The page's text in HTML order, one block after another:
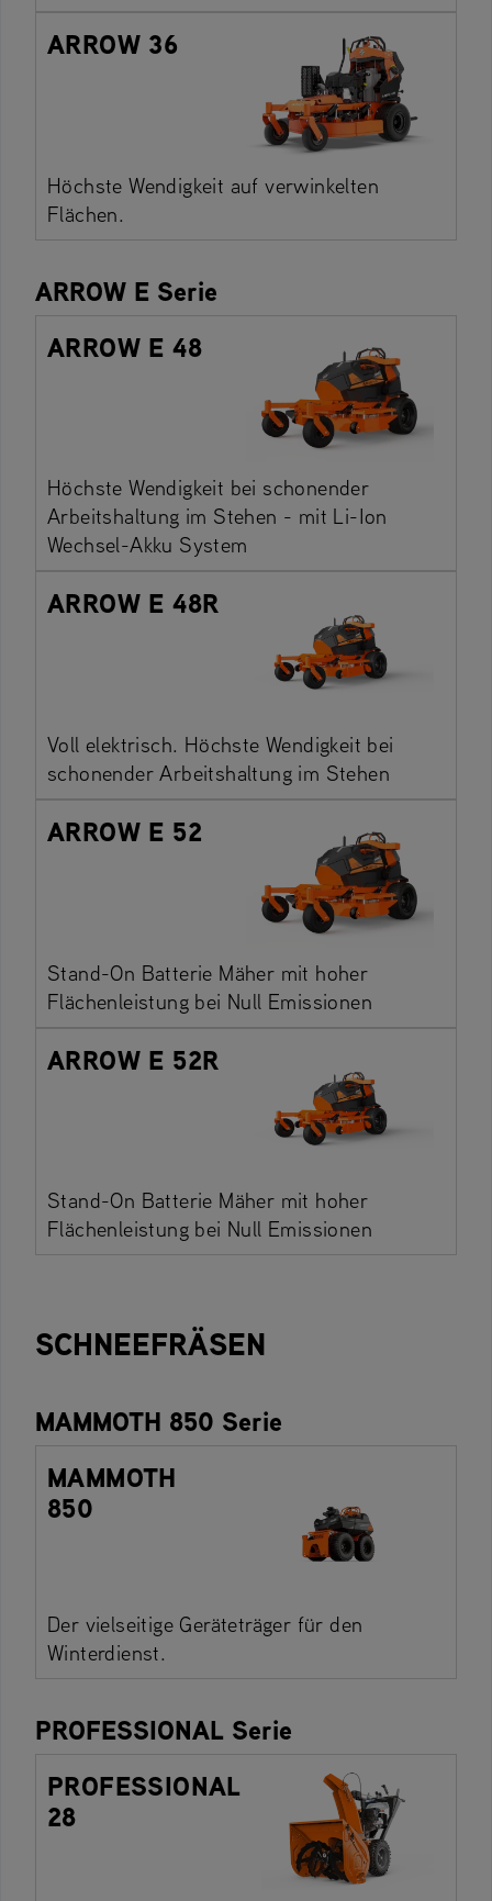
ARROW 36
Höchste Wendigkeit auf verwinkelten
Flächen.
ARROW E Serie
ARROW E 48
Höchste Wendigkeit bei schonender
Arbeitshaltung im Stehen - mit Li-Ion
Wechsel-Akku System
ARROW E 48R
Voll elektrisch. Höchste Wendigkeit bei
schonender Arbeitshaltung im Stehen
ARROW E 52
Stand-On Batterie Mäher mit hoher
Flächenleistung bei Null Emissionen
ARROW E 52R
Stand-On Batterie Mäher mit hoher
Flächenleistung bei Null Emissionen
SCHNEEFRÄSEN
MAMMOTH 850 Serie
MAMMOTH
850
Der vielseitige Geräteträger für den
Winterdienst.
PROFESSIONAL Serie
PROFESSIONAL
28